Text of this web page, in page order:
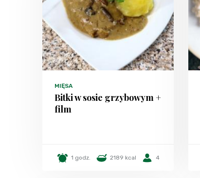
MIĘSA
Bitki w sosie grzybowym +
film
1 godz. 2189 kcal 4